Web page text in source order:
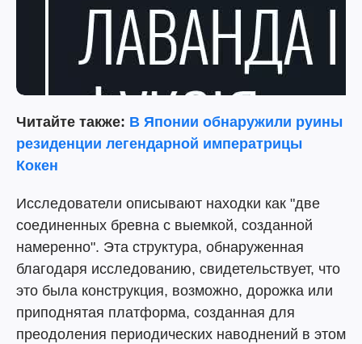
Читайте также: В Японии обнаружили руины
резиденции легендарной императрицы
Кокен
Исследователи описывают находки как "две
соединенных бревна с выемкой, созданной
намеренно". Эта структура, обнаруженная
благодаря исследованию, свидетельствует, что
это была конструкция, возможно, дорожка или
приподнятая платформа, созданная для
преодоления периодических наводнений в этом